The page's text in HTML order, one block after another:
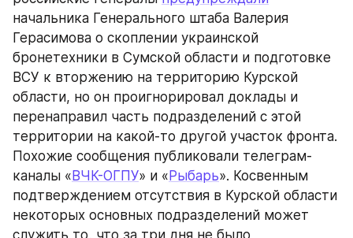
начальника Генерального штаба Валерия
Герасимова о скоплении украинской
бронетехники в Сумской области и подготовке
ВСУ к вторжению на территорию Курской
области, но он проигнорировал доклады и
перенаправил часть подразделений с этой
территории на какой-то другой участок фронта.
Похожие сообщения публиковали телеграм-
каналы « ВЧК-ОГПУ» и « Рыбарь». Косвенным
подтверждением отсутствия в Курской области
некоторых основных подразделений может
служить то, что за три дня не было